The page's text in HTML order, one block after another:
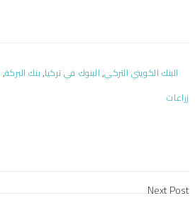
البنك الكويتي التركي,البنوك في تركيا,بنك البركة,
زراعات
Next Post